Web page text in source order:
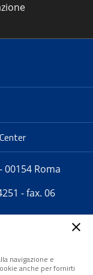
00154 Roma
- fax. 06
iscritta
di Roma -
resp. Michela
navigazione e
anche per fornirti